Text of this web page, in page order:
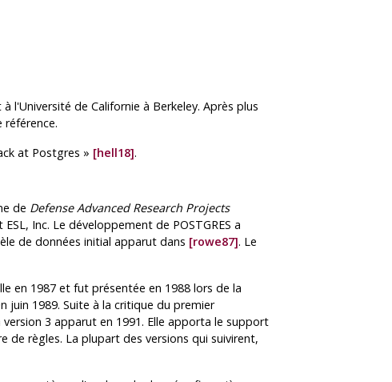
l'Université de Californie à Berkeley. Après plus
référence.
at Postgres » [hell18].
de Defense Advanced Research Projects
ESL, Inc. Le développement de POSTGRES a
de données initial apparut dans [rowe87]. Le
en 1987 et fut présentée en 1988 lors de la
juin 1989. Suite à la critique du premier
3 apparut en 1991. Elle apporta le support
de règles. La plupart des versions qui suivirent,